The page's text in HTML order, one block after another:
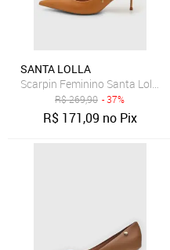
SANTA LOLLA
Scarpin Feminino Santa Lolla
R$269,90 - 37%
R$ 171,09 no Pix